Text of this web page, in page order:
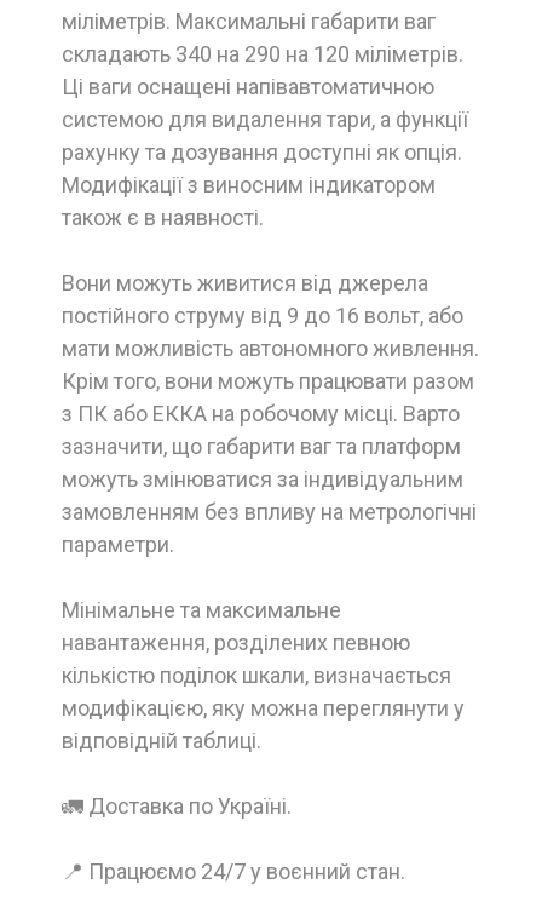
міліметрів. Максимальні габарити ваг
складають 340 на 290 на 120 міліметрів.
Ці ваги оснащені напівавтоматичною
системою для видалення тари, а функції
рахунку та дозування доступні як опція.
Модифікації з виносним індикатором
також є в наявності.
Вони можуть живитися від джерела
постійного струму від 9 до 16 вольт, або
мати можливість автономного живлення.
Крім того, вони можуть працювати разом
з ПК або ЕККА на робочому місці. Варто
зазначити, що габарити ваг та платформ
можуть змінюватися за індивідуальним
замовленням без впливу на метрологічні
параметри.
Мінімальне та максимальне
навантаження, розділених певною
кількістю поділок шкали, визначається
модифікацією, яку можна переглянути у
відповідній таблиці.
🚛 Доставка по Україні.
📍 Працюємо 24/7 у воєнний стан.